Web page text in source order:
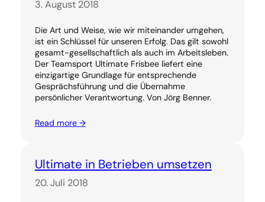
3. August 2018
Die Art und Weise, wie wir miteinander umgehen,
ist ein Schlüssel für unseren Erfolg. Das gilt sowohl
gesamt-gesellschaftlich als auch im Arbeitsleben.
Der Teamsport Ultimate Frisbee liefert eine
einzigartige Grundlage für entsprechende
Gesprächsführung und die Übernahme
persönlicher Verantwortung. Von Jörg Benner.
Read more →
Ultimate in Betrieben umsetzen
20. Juli 2018